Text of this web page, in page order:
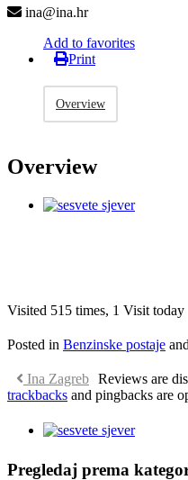
ina@ina.hr
Add to favorites
Print
Overview
Overview
Visited 515 times, 1 Visit today
Posted in Benzinske postaje and
Ina Zagreb Reviews are
trackbacks and pingbacks are
Pregledaj prema